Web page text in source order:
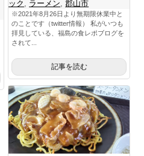
ック
ラーメン ,郡山市
※2021年8月26日より無期限休業中と
のことです（twitter情報） 私がいつも
拝見している、福島の食レポブログを
されて...
記事を読む